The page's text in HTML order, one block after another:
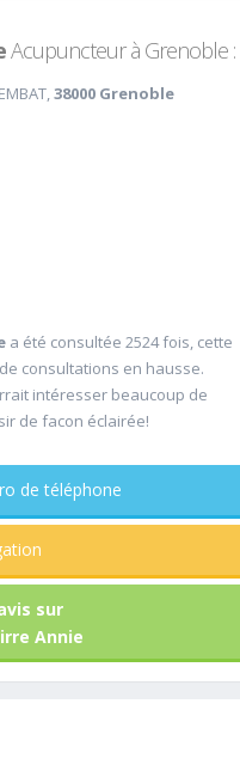
Acupuncteur à Grenoble
38000 Grenoble
a été consultée 2524 fois, cette
consultations en hausse.
intéresser beaucoup de
de facon éclairée!
numéro de téléphone
sur
Annie